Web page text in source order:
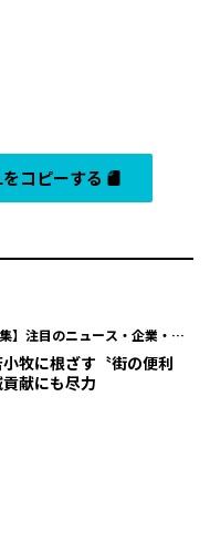
コピーする
集】注目のニュース・企業・人
小牧に根ざす〝街の便利
献にも尽力